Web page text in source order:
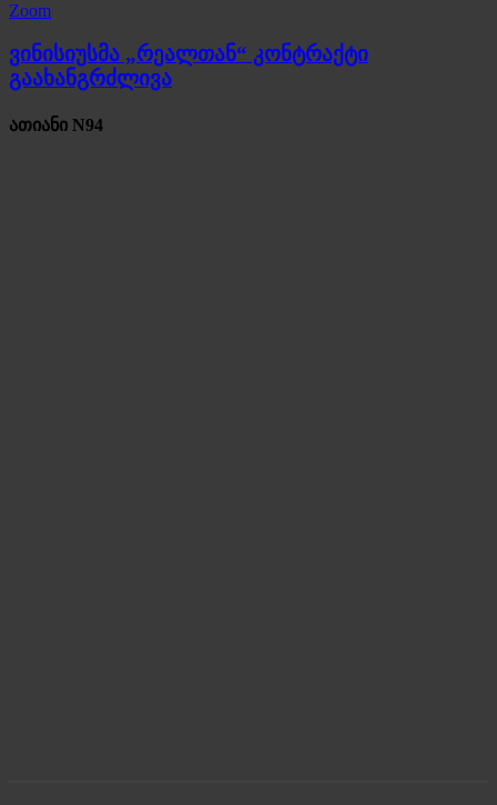
Zoom
ვინისიუსმა „რეალთან“ კონტრაქტი
გაახანგრძლივა
ათიანი N94